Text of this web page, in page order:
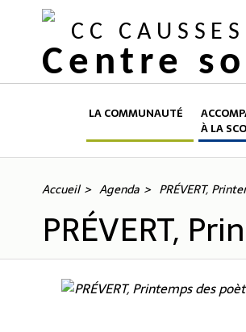
CC
Centre
LA COMMUNAUTÉ
À LA
Accueil Agenda PRÉVERT,
PRÉVERT,